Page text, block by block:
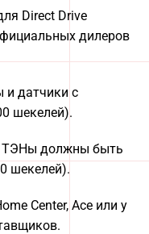
Direct Drive
дилеров
и датчики с
шекелей).
ТЭНы должны быть
шекелей).
Center, Ace или у